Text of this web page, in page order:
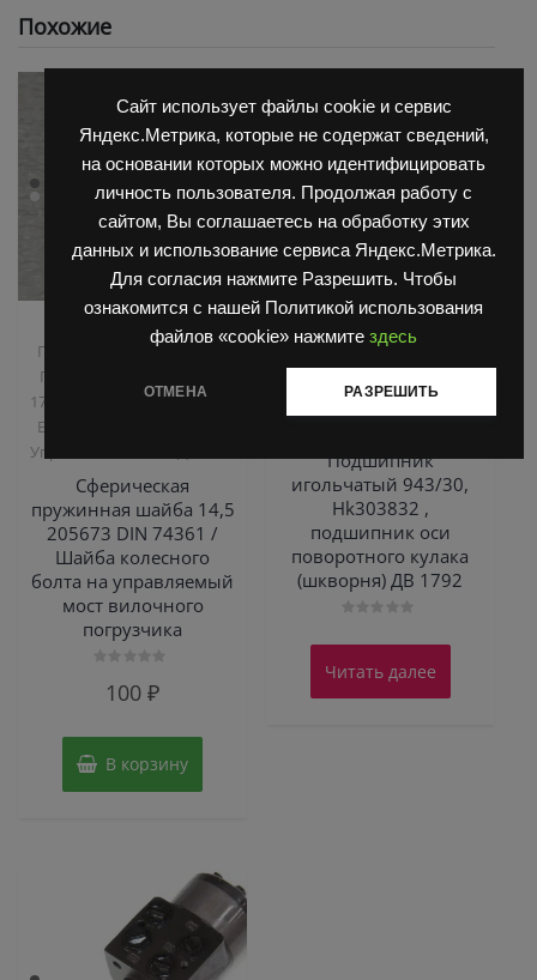
Сайт использует файлы cookie и сервис
Яндекс.Метрика, которые не содержат сведений,
на основании которых можно идентифицировать
личность пользователя. Продолжая работу с
сайтом, Вы соглашаетесь на обработку этих
данных и использование сервиса Яндекс.Метрика.
Для согласия нажмите Разрешить. Чтобы
ознакомится с нашей Политикой использования
файлов «cookie» нажмите здесь
ОТМЕНА РАЗРЕШИТЬ
Похожие
Запчасти Балканкар
Погрузчик ДВ 1661 , 1621
Погрузчик ДВ 1792, 1788,
1794, 1784, 1786,Погрузчик
ЕВ 687
Управляемый мост ДВ 1792
Сферическая
пружинная шайба 14,5
205673 DIN 74361 /
Шайба колесного
болта на управляемый
мост вилочного
погрузчика
100₽
В корзину
Погрузчик ДВ 1792, 1788,
Управляемый мост
Подшипник
игольчатый 943/30,
Hk303832 ,
подшипник оси
поворотного кулака
(шкворня) ДВ 1792
0
5
Читать далее